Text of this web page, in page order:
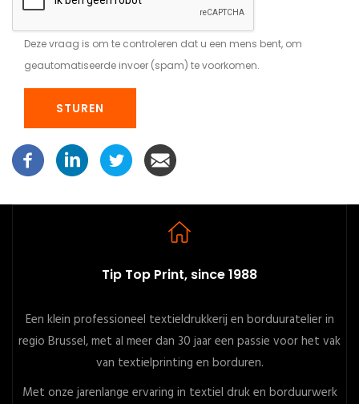
Deze vraag is om te controleren dat u een mens bent, om
geautomatiseerde invoer (spam) te voorkomen.
Tip Top Print, since 1988
Een klein professioneel textieldrukkerij en borduuratelier in
regio Brussel, met al meer dan 30 jaar een passie voor het vak
van textielprinting en borduren.
Met onze jarenlange ervaring in textiel druk en borduurwerk